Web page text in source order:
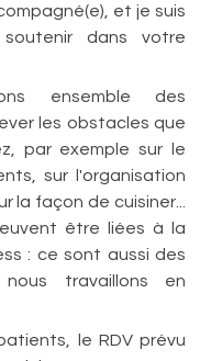
et je suis
dans votre
ensemble des
les obstacles que
par exemple sur le
sur l'organisation
la façon de cuisiner...
être liées à la
: ce sont aussi des
travaillons en
le RDV prévu